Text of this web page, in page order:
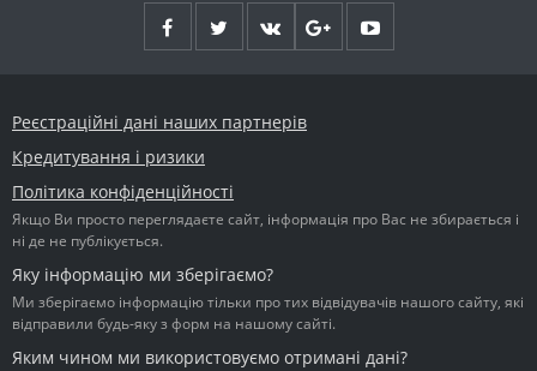
Реєстраційні дані наших партнерів
Кредитування і ризики
Політика конфіденційності
Якщо Ви просто переглядаєте сайт, інформація про Вас не збирається і
ні де не публікується.
Яку інформацію ми зберігаємо?
Ми зберігаємо інформацію тільки про тих відвідувачів нашого сайту, які
відправили будь-яку з форм на нашому сайті.
Яким чином ми використовуємо отримані дані?